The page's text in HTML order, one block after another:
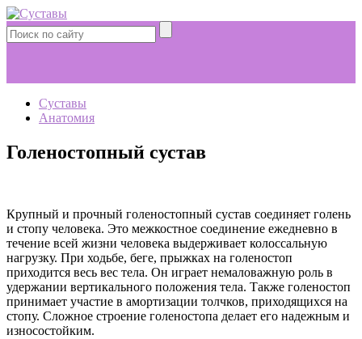
Суставы
Анатомия
Голеностопный сустав
Крупный и прочный голеностопный сустав соединяет голень
и стопу человека. Это межкостное соединение ежедневно в
течение всей жизни человека выдерживает колоссальную
нагрузку. При ходьбе, беге, прыжках на голеностоп
приходится весь вес тела. Он играет немаловажную роль в
удержании вертикального положения тела. Также голеностоп
принимает участие в амортизации толчков, приходящихся на
стопу. Сложное строение голеностопа делает его надежным и
износостойким.